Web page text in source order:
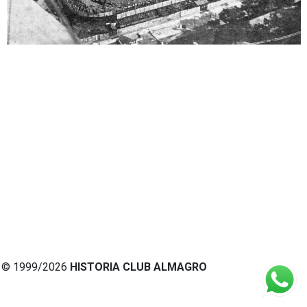
© 1999/2026 HISTORIA CLUB ALMAGRO